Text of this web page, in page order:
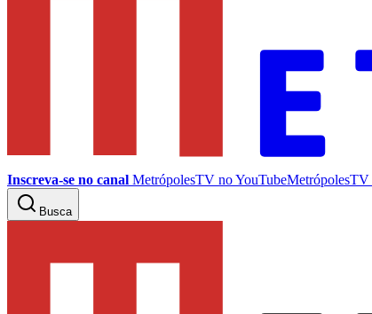
Inscreva-se no canal MetrópolesTV noYouTubeMetrópolesTV
Busca